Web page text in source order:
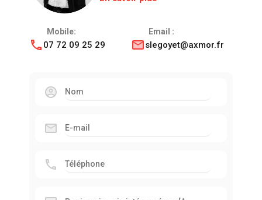
Mobile:
07 72 09 25 29
Email :
slegoyet@axmor.fr